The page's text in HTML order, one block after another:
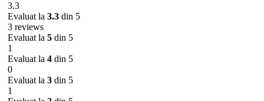
3.3
Evaluat la 3.3 din 5
3 reviews
Evaluat la 5 din 5
1
Evaluat la 4 din 5
0
Evaluat la 3 din 5
1